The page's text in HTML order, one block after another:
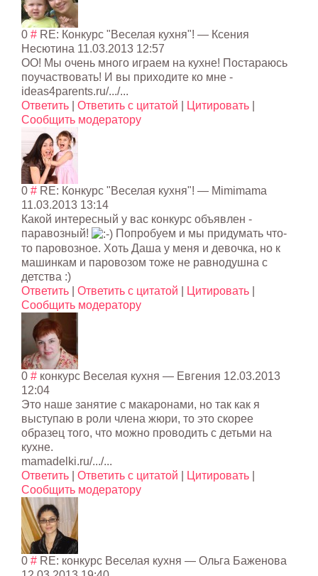
0 # RE: Конкурс "Веселая кухня"! — Ксения
Несютина 11.03.2013 12:57
ОО! Мы очень много играем на кухне! Постараюсь
поучаствовать! И вы приходите ко мне -
ideas4parents.ru/.../...
Ответить
Ответить с цитатой Цитировать
Сообщить модератору
0 # RE: Конкурс "Веселая кухня"! — Mimimama
11.03.2013 13:14
Какой интересный у вас конкурс объявлен -
паравозный!
Попробуем и мы придумать что-
то паровозное. Хоть Даша у меня и девочка, но к
машинкам и паровозом тоже не равнодушна с
детства :)
Ответить
Ответить с цитатой Цитировать
Сообщить модератору
0 # конкурс Веселая кухня — Евгения 12.03.2013
12:04
Это наше занятие с макаронами, но так как я
выступаю в роли члена жюри, то это скорее
образец того, что можно проводить с детьми на
кухне.
mamadelki.ru/.../...
Ответить
Ответить с цитатой Цитировать
Сообщить модератору
0 # RE: конкурс Веселая кухня — Ольга Баженова